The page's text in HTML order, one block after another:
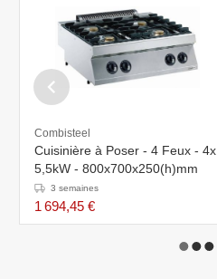
Combisteel
Cuisinière à Poser - 4 Feux - 4x
5,5kW - 800x700x250(h)mm
3 semaines
1 694,45 €